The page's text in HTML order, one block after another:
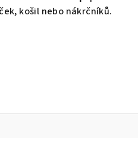
košil nebo nákrčníků.